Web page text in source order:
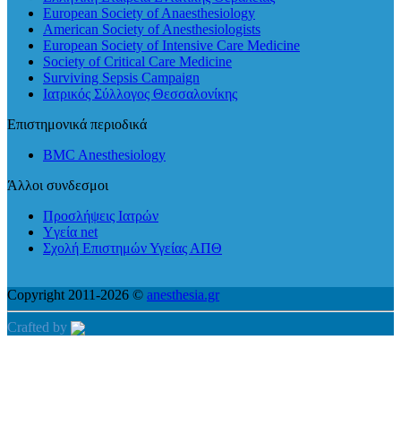
European Society of Anaesthesiology
American Society of Anesthesiologists
European Society of Intensive Care Medicine
Society of Critical Care Medicine
Surviving Sepsis Campaign
Ιατρικός Σύλλογος Θεσσαλονίκης
Επιστημονικά περιοδικά
BMC Anesthesiology
Άλλοι συνδεσμοι
Προσλήψεις Ιατρών
Yγεία net
Σχολή Επιστημών Υγείας ΑΠΘ
Copyright 2011-2026 © anesthesia.gr
Crafted by